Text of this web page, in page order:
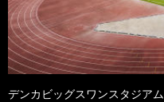
デンカビッグスワンスタジアム